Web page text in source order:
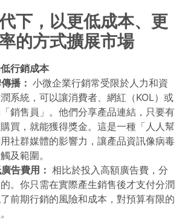
下，以更低成本、更
的方式擴展市場
行銷成本
播： 小微企業行銷常受限於人力和資
系統，可以讓消費者、網紅（KOL）或
銷售員」。他們分享產品連結，只要有
買，就能獲得獎金。這是一種「人人幫
社群媒體的影響力，讓產品資訊像病毒
及範圍。
告費用： 相比於投入高額廣告費，分
。你只需在實際產生銷售後才支付分潤
前期行銷的風險和成本，對預算有限的